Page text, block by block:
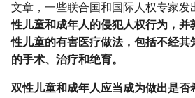
文章，一些联合国和国际人权专家发
性儿童和成年人的侵犯人权行为，并
性儿童的有害医疗做法，包括不经其
的手术、治疗和绝育。
双性儿童和成年人应当成为做出是否